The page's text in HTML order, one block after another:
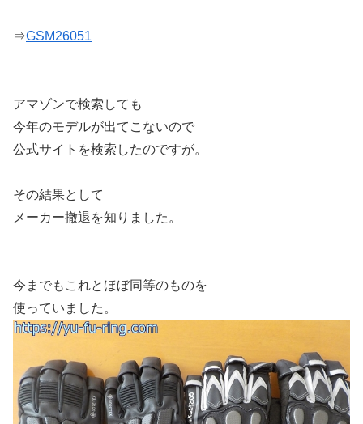
⇒GSM26051
アマゾンで検索しても
今年のモデルが出てこないので
公式サイトを検索したのですが。
その結果として
メーカー撤退を知りました。
今までもこれとほぼ同等のものを
使っていました。